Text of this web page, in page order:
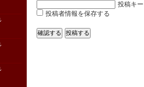
投稿キ
投稿者情報を保存する